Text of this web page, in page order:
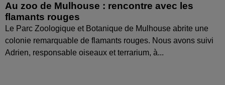
Au zoo de Mulhouse : rencontre avec les
flamants rouges
Le Parc Zoologique et Botanique de Mulhouse abrite une
colonie remarquable de flamants rouges. Nous avons suivi
Adrien, responsable oiseaux et terrarium, à...